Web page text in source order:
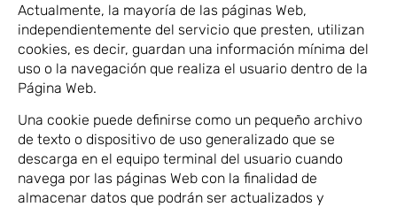
Actualmente, la mayoría de las páginas Web,
independientemente del servicio que presten, utilizan
cookies, es decir, guardan una información mínima del
uso o la navegación que realiza el usuario dentro de la
Página Web.
Una cookie puede definirse como un pequeño archivo
de texto o dispositivo de uso generalizado que se
descarga en el equipo terminal del usuario cuando
navega por las páginas Web con la finalidad de
almacenar datos que podrán ser actualizados y